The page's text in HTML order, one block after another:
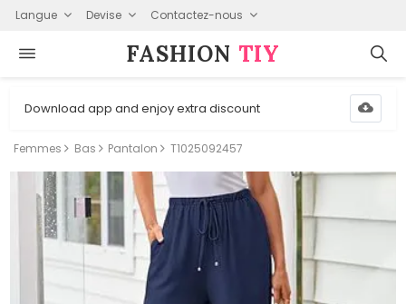
Langue Devise Contactez-nous
FASHION⁠ TIY
Download app and enjoy extra discount
Femmes Bas Pantalon T1025092457